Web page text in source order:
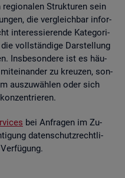
Struk­tu­ren sein
die ver­gleich­bar in­for­
in­ter­es­sie­ren­de Ka­te­go­ri­
voll­stän­di­ge Dar­stel­lung
Ins­be­son­de­re ist es häu­
zu kreu­zen, son­
aus­zu­wäh­len oder sich
bei An­fra­gen im Zu­
da­ten­schutz­recht­li­